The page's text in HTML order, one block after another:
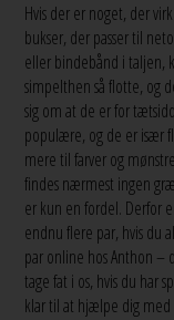
Hvis der er noget, der
bukser, der passer til
eller bindebånd i taljen,
simpelthen så flotte, og
sig om at de er for
populære, og de er især
mere til farver og
findes nærmest ingen
er kun en fordel. Derfor
endnu flere par, hvis du
par online hos Anthon –
tage fat i os, hvis du har
klar til at hjælpe dig